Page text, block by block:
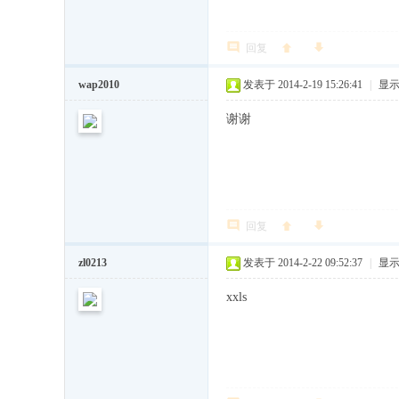
回复
wap2010 发表于 2014-2-19 15:26:41 显
谢谢
回复
zl0213 发表于 2014-2-22 09:52:37 显
xxls